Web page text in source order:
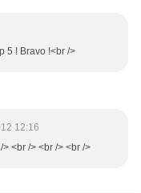
5 ! Bravo !<br />
12:16
<br /> <br /> <br />